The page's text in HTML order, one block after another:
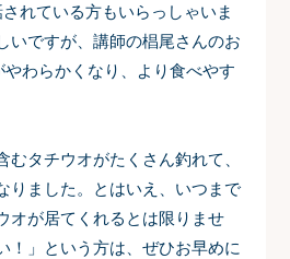
れている方もいらっしゃいま
いですが、講師の椙尾さんのお
やわらかくなり、より食べやす
むタチウオがたくさん釣れて、
りました。とはいえ、いつまで
オが居てくれるとは限りませ
！」という方は、ぜひお早めに